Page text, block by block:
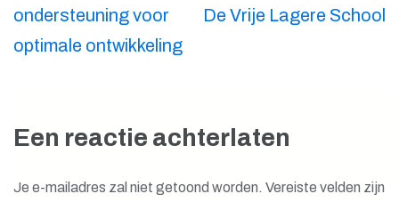
ondersteuning voor
optimale ontwikkeling
De Vrije Lagere School
Een reactie achterlaten
Je e-mailadres zal niet getoond worden. Vereiste velden zijn